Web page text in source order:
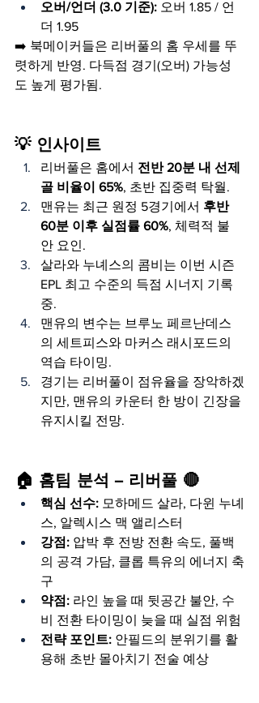
오버/언더 (3.0 기준): 오버 1.85 / 언
더 1.95
➡️ 북메이커들은 리버풀의 홈 우세를 뚜
렷하게 반영. 다득점 경기(오버) 가능성
도 높게 평가됨.
💡 인사이트
리버풀은 홈에서 전반 20분 내 선제
골 비율이 65%, 초반 집중력 탁월.
맨유는 최근 원정 5경기에서 후반
60분 이후 실점률 60%, 체력적 불
안 요인.
살라와 누녜스의 콤비는 이번 시즌
EPL 최고 수준의 득점 시너지 기록
중.
맨유의 변수는 브루노 페르난데스
의 세트피스와 마커스 래시포드의
역습 타이밍.
경기는 리버풀이 점유율을 장악하겠
지만, 맨유의 카운터 한 방이 긴장을
유지시킬 전망.
🏠 홈팀 분석 – 리버풀 🔴
핵심 선수: 모하메드 살라, 다윈 누녜
스, 알렉시스 맥 앨리스터
강점: 압박 후 전방 전환 속도, 풀백
의 공격 가담, 클롭 특유의 에너지 축
구
약점: 라인 높을 때 뒷공간 불안, 수
비 전환 타이밍이 늦을 때 실점 위험
전략 포인트: 안필드의 분위기를 활
용해 초반 몰아치기 전술 예상